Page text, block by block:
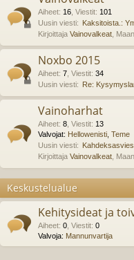
Aiheet: 16 Viestit: 101
Uusin viesti: Kaksitoista.:
Kirjoittaja Vainovalkeat ,
Noxbo 2015
Aiheet: 7 Viestit: 34
Uusin viesti: Re:
Vainoharhat
Aiheet: 8 Viestit: 13
Valvojat: Hellowenisti Teme
Uusin viesti:
Kirjoittaja Vainovalkeat ,
Keskustelualue
Kehitysideat ja
Aiheet: 0 Viestit: 0
Valvoja: Mannunvartija